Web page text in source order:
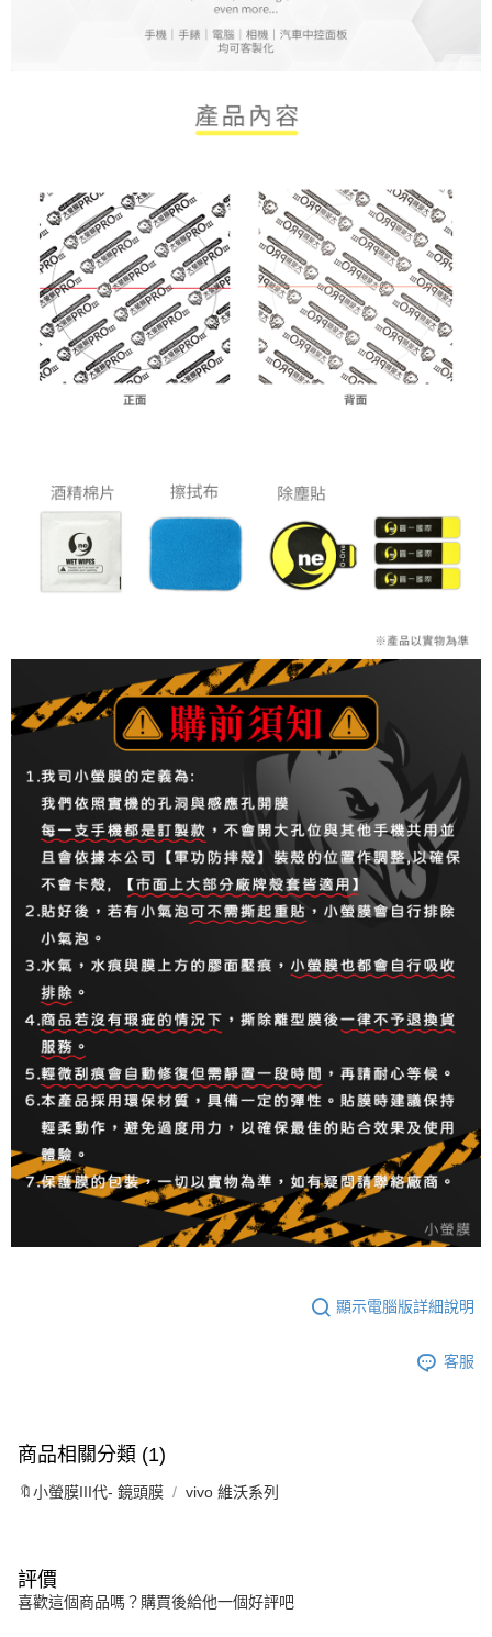
顯示電腦版詳細說明
客服
商品相關分類 (1)
🔖小螢膜III代- 鏡頭膜 vivo 維沃系列
評價
喜歡這個商品嗎？購買後給他一個好評吧